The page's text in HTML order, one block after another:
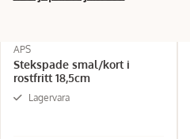
APS
Stekspade smal/kort i
rostfritt 18,5cm
Lagervara